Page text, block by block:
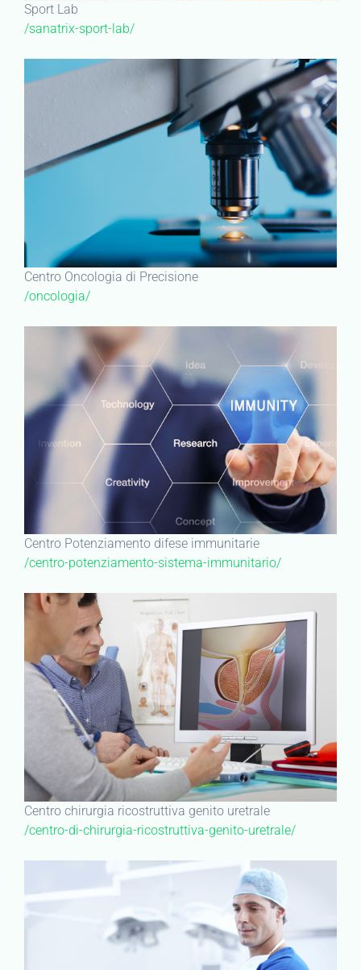
Sport Lab
/sanatrix-sport-lab/
Centro Oncologia di Precisione
/oncologia/
Centro Potenziamento difese immunitarie
/centro-potenziamento-sistema-immunitario/
Centro chirurgia ricostruttiva genito uretrale
/centro-di-chirurgia-ricostruttiva-genito-uretrale/